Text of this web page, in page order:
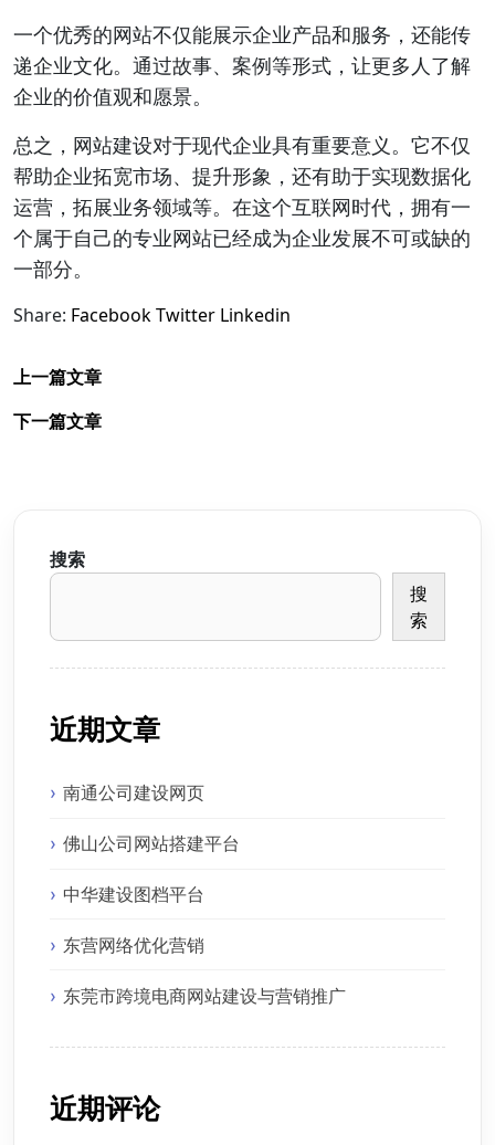
一个优秀的网站不仅能展示企业产品和服务，还能传
递企业文化。通过故事、案例等形式，让更多人了解
企业的价值观和愿景。
总之，网站建设对于现代企业具有重要意义。它不仅
帮助企业拓宽市场、提升形象，还有助于实现数据化
运营，拓展业务领域等。在这个互联网时代，拥有一
个属于自己的专业网站已经成为企业发展不可或缺的
一部分。
Share: FacebookTwitter Linkedin
上一篇文章
下一篇文章
搜索
搜
索
近期文章
南通公司建设网页
佛山公司网站搭建平台
中华建设图档平台
东营网络优化营销
东莞市跨境电商网站建设与营销推广
近期评论